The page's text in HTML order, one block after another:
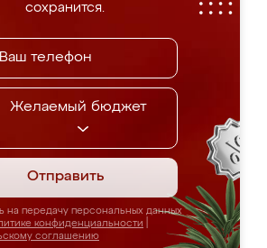
сохранится.
Желаемый бюджет
Отправить
на передачу персональных данных
конфиденциальности
соглашению